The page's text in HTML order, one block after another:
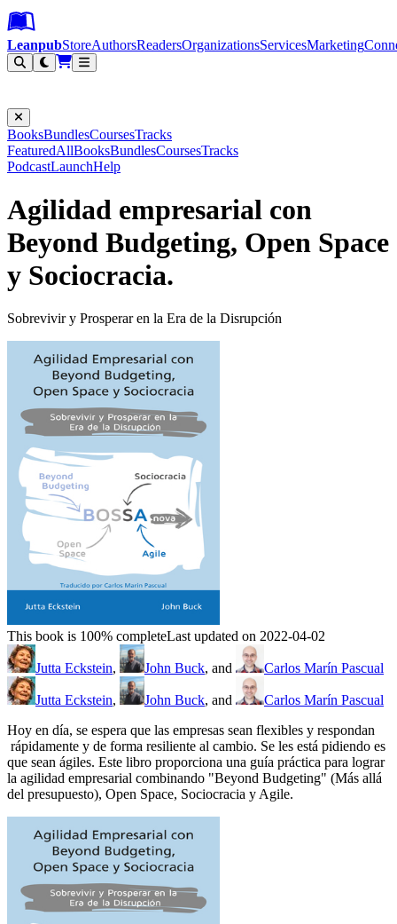
Leanpub Header
Leanpub Navigation
Skip to main content
Go to Leanpub.com
LeanpubStoreAuthorsReadersOrganizationsServicesMarketing
BooksBundlesCoursesTracks
FeaturedAllBooksBundlesCoursesTracks
PodcastLaunchHelp
Agilidad empresarial con
Beyond Budgeting, Open Space
y Sociocracia.
Sobrevivir y Prosperar en la Era de la Disrupción
This book is 100% completeLast updated on 2022-04-02
Jutta Eckstein, John Buck, and Carlos Marín Pascual
Jutta Eckstein, John Buck, and
Carlos Marín Pascual
Hoy en día, se espera que las empresas sean flexibles y respondan
rápidamente y de forma resiliente al cambio. Se les está pidiendo es
que sean ágiles. Este libro proporciona una guía práctica para lograr
la agilidad empresarial combinando "Beyond Budgeting" (Más allá
del presupuesto), Open Space, Sociocracia y Agile.